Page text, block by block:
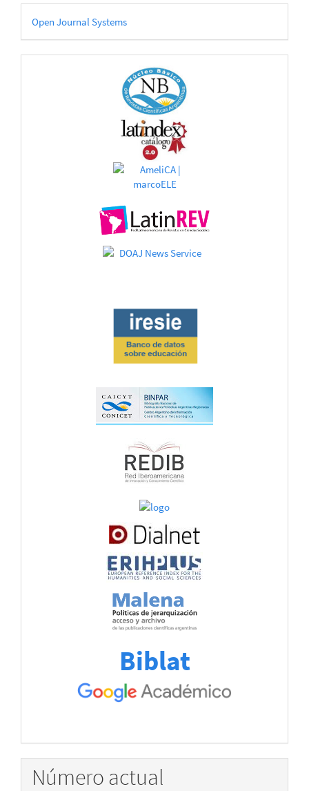
Desarrollado
por
Open Journal Systems
CATÁLOGOS
Biblat
Número actual